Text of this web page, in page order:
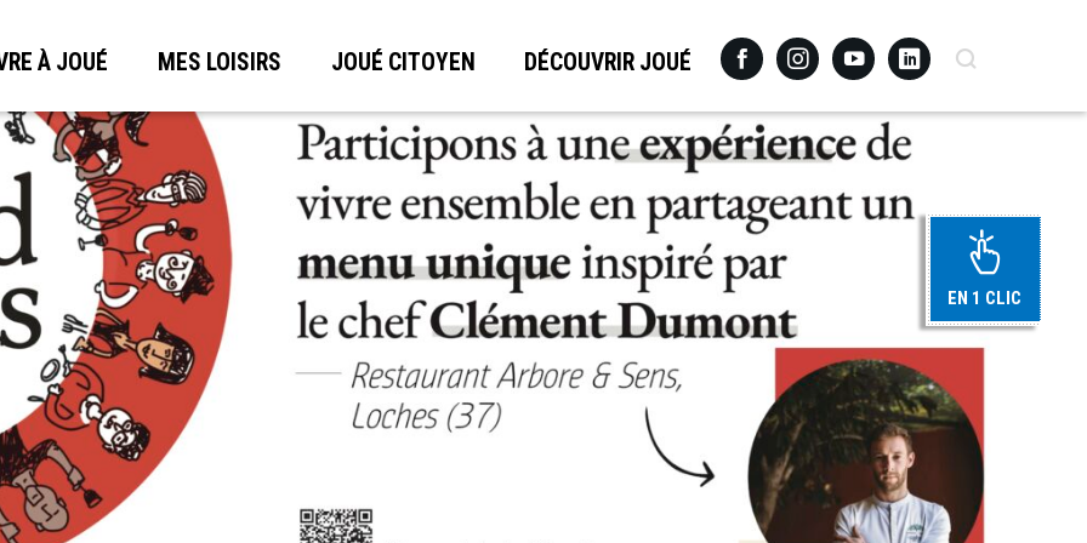
À JOUÉ MES LOISIRS JOUÉ CITOYEN DÉCOUVRIR JOUÉ FacebookInstagramYoutubeLinkedinRecherche
EN 1 CLIC